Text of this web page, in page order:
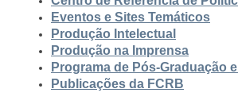
Eventos e Sites Temáticos
Produção Intelectual
Produção na Imprensa
Programa de Pós-Graduação
Publicações da FCRB